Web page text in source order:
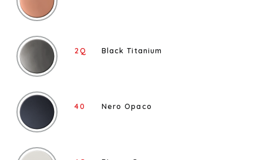
2Q Black Titanium
40 Nero Opaco